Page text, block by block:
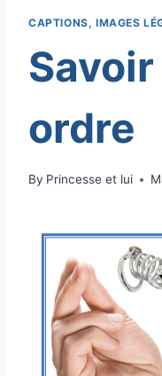
CAPTIONS, IMAGES
ordre
By Princesse et lui